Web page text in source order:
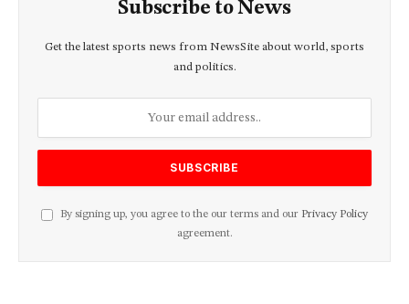
Subscribe to News
Get the latest sports news from NewsSite about world, sports
and politics.
By signing up, you agree to the our terms and our Privacy Policy
agreement.